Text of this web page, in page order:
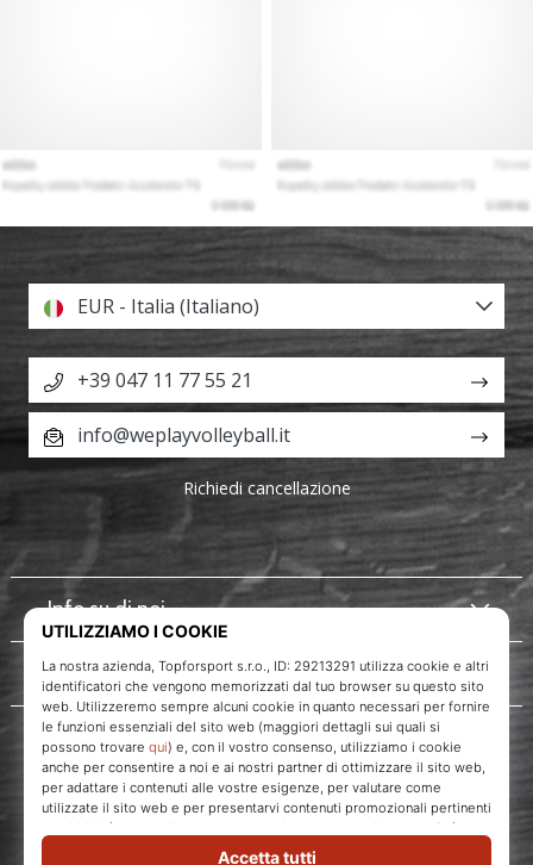
WePlayVolleyball.it
Info su di noi
Servizio clienti
EUR - Italia (Italiano)
+39 047 11 77 55 21
info@weplayvolleyball.it
Richiedi cancellazione